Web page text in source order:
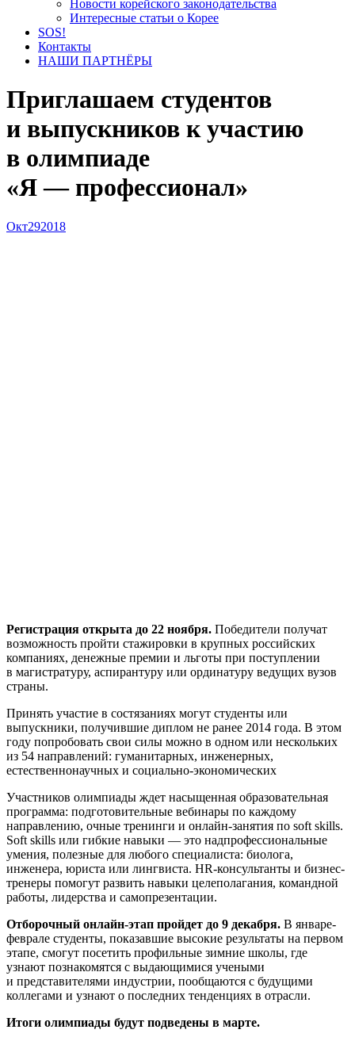
Новости корейского законодательства
Интересные статьи о Корее
SOS!
Контакты
НАШИ ПАРТНЁРЫ
Приглашаем студентов
и выпускников к участию
в олимпиаде
«Я — профессионал»
Окт292018
Регистрация открыта до 22 ноября. Победители получат
возможность пройти стажировки в крупных российских
компаниях, денежные премии и льготы при поступлении
в магистратуру, аспирантуру или ординатуру ведущих вузов
страны.
Принять участие в состязаниях могут студенты или
выпускники, получившие диплом не ранее 2014 года. В этом
году попробовать свои силы можно в одном или нескольких
из 54 направлений: гуманитарных, инженерных,
естественнонаучных и социально-экономических
Участников олимпиады ждет насыщенная образовательная
программа: подготовительные вебинары по каждому
направлению, очные тренинги и онлайн-занятия по soft skills.
Soft skills или гибкие навыки — это надпрофессиональные
умения, полезные для любого специалиста: биолога,
инженера, юриста или лингвиста. HR-консультанты и бизнес-
тренеры помогут развить навыки целеполагания, командной
работы, лидерства и самопрезентации.
Отборочный онлайн-этап пройдет до 9 декабря. В январе-
феврале студенты, показавшие высокие результаты на первом
этапе, смогут посетить профильные зимние школы, где
узнают познакомятся с выдающимися учеными
и представителями индустрии, пообщаются с будущими
коллегами и узнают о последних тенденциях в отрасли.
Итоги олимпиады будут подведены в марте.